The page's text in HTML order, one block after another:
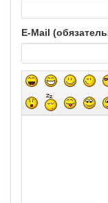
E-Mail